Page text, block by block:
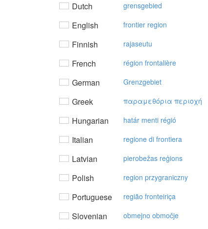
Dutch grensgebied
English frontier region
Finnish rajaseutu
French région frontalière
German Grenzgebiet
Greek παραμεθόρια περιoχή
Hungarian határ menti régió
Italian regione di frontiera
Latvian pierobežas reģions
Polish region przygraniczny
Portuguese região fronteiriça
Slovenian obmejno območje